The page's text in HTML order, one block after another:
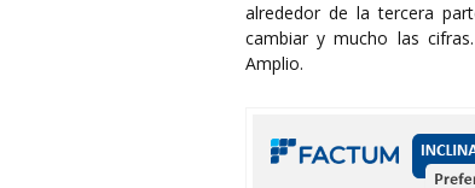
alrededor de la tercera
cambiar y mucho las
Amplio.